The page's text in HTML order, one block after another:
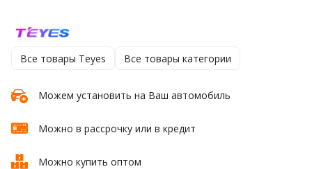
Все товары Teyes Все товары категории
Можем установить на Ваш автомобиль
Можно в рассрочку или в кредит
Можно купить оптом